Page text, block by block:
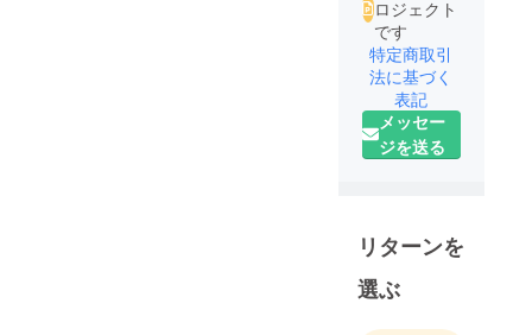
ロジェクト
です
特定商取引
法に基づく
表記
メッセー
ジを送る
リターンを
選ぶ